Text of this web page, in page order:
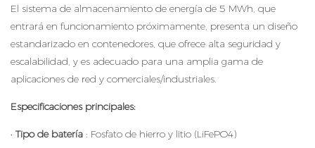
El sistema de almacenamiento de energía de 5 MWh, que
entrará en funcionamiento próximamente, presenta un diseño
estandarizado en contenedores, que ofrece alta seguridad y
escalabilidad, y es adecuado para una amplia gama de
aplicaciones de red y comerciales/industriales.
Especificaciones principales:
• Tipo de batería : Fosfato de hierro y litio (LiFePO4)